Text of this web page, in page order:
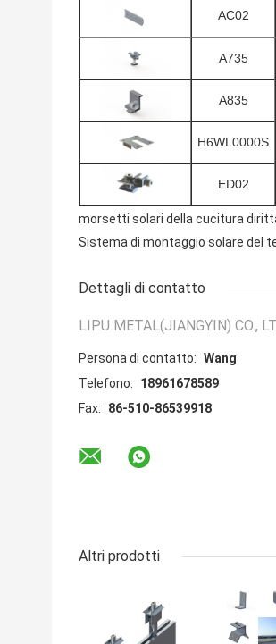
AC02
A735
A835
H6WL0000S
ED02
morsetti solari della cucitura
Sistema di montaggio solare del
Dettagli di contatto
LIPU METAL(JIANGYIN) CO.,
Persona di contatto: Wang
Telefono:
18961678589
Fax:
86-510-86539918
Altri prodotti